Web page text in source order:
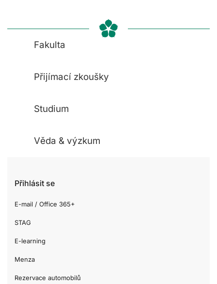
Fakulta
Přijímací zkoušky
Studium
Věda & výzkum
Přihlásit se
E-mail / Office 365+
STAG
E-learning
Menza
Rezervace automobilů